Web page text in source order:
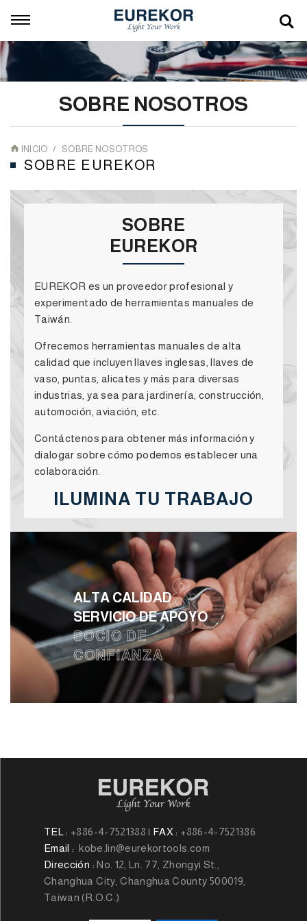
SOBRE NOSOTROS
INICIO SOBRE NOSOTROS
SOBRE EUREKOR
SOBRE
EUREKOR
EUREKOR es un proveedor profesional y
experimentado de herramientas manuales de
Taiwán.
Ofrecemos herramientas manuales de alta
calidad que incluyen llaves inglesas, llaves de
vaso, puntas, alicates y más para diversas
industrias, ya sea para jardinería, construcción,
automoción, aviación, etc.
Contáctenos para obtener más información y
dialogar sobre cómo podemos establecer una
colaboración.
ILUMINA TU TRABAJO
ALTA CALIDAD&
SERVICIO DE APOYO
SOCIO DE
CONFIANZA
TEL : +886-4-7521388 | FAX : +886-4-7521386
Email : kobe.lin@eurekortools.com
Dirección :No. 12, Ln. 77, Zhongyi St.,
Changhua City, Changhua County 500019,
Taiwan (R.O.C.)